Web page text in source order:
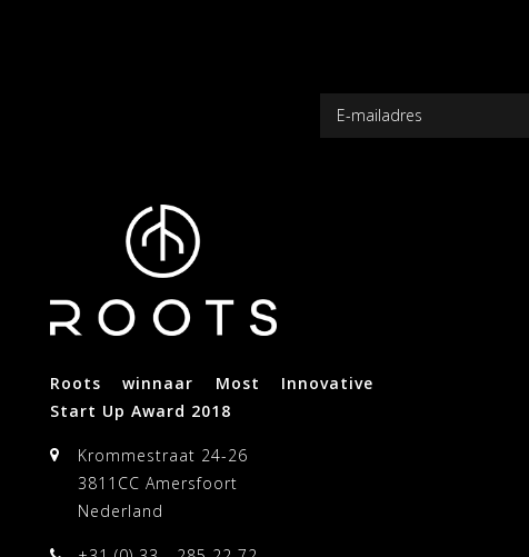
Roots winnaar Most Innovative
Start Up Award 2018
Krommestraat 24-26
3811CC Amersfoort
Nederland